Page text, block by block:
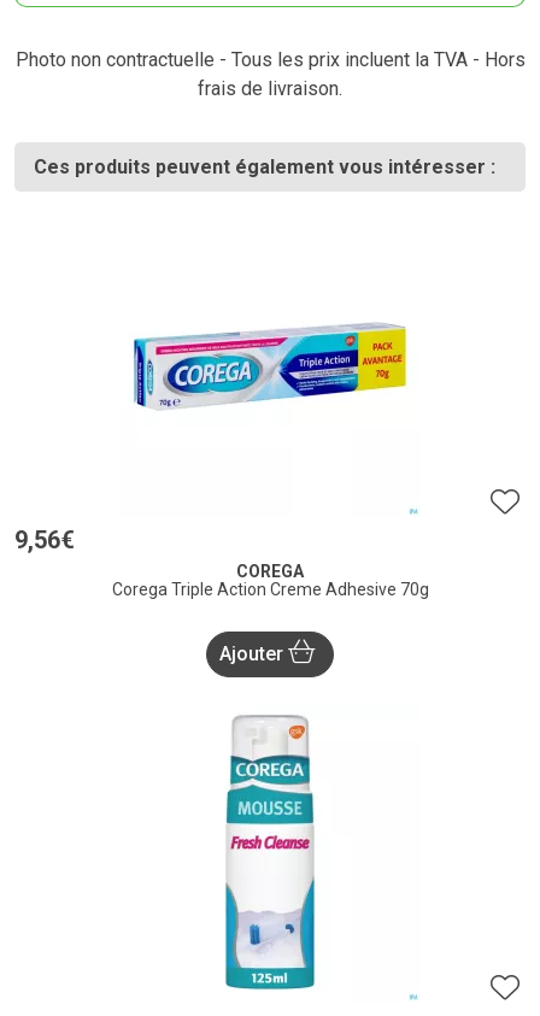
Photo non contractuelle - Tous les prix incluent la TVA - Hors
frais de livraison.
Ces produits peuvent également vous intéresser :
9,56€
COREGA
Corega Triple Action Creme Adhesive 70g
Ajouter